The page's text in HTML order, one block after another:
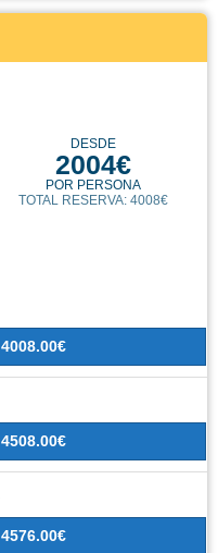
DESDE
2004€
POR PERSONA
TOTAL RESERVA: 4008€
4008.00€
4508.00€
4576.00€